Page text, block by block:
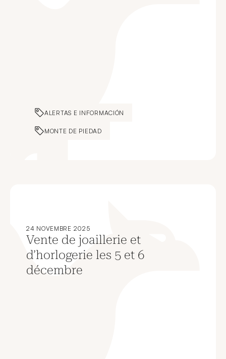
ALERTAS E INFORMACIÓN
MONTE DE PIEDAD
24 NOVEMBRE 2025
Vente de joaillerie et
d’horlogerie les 5 et 6
décembre